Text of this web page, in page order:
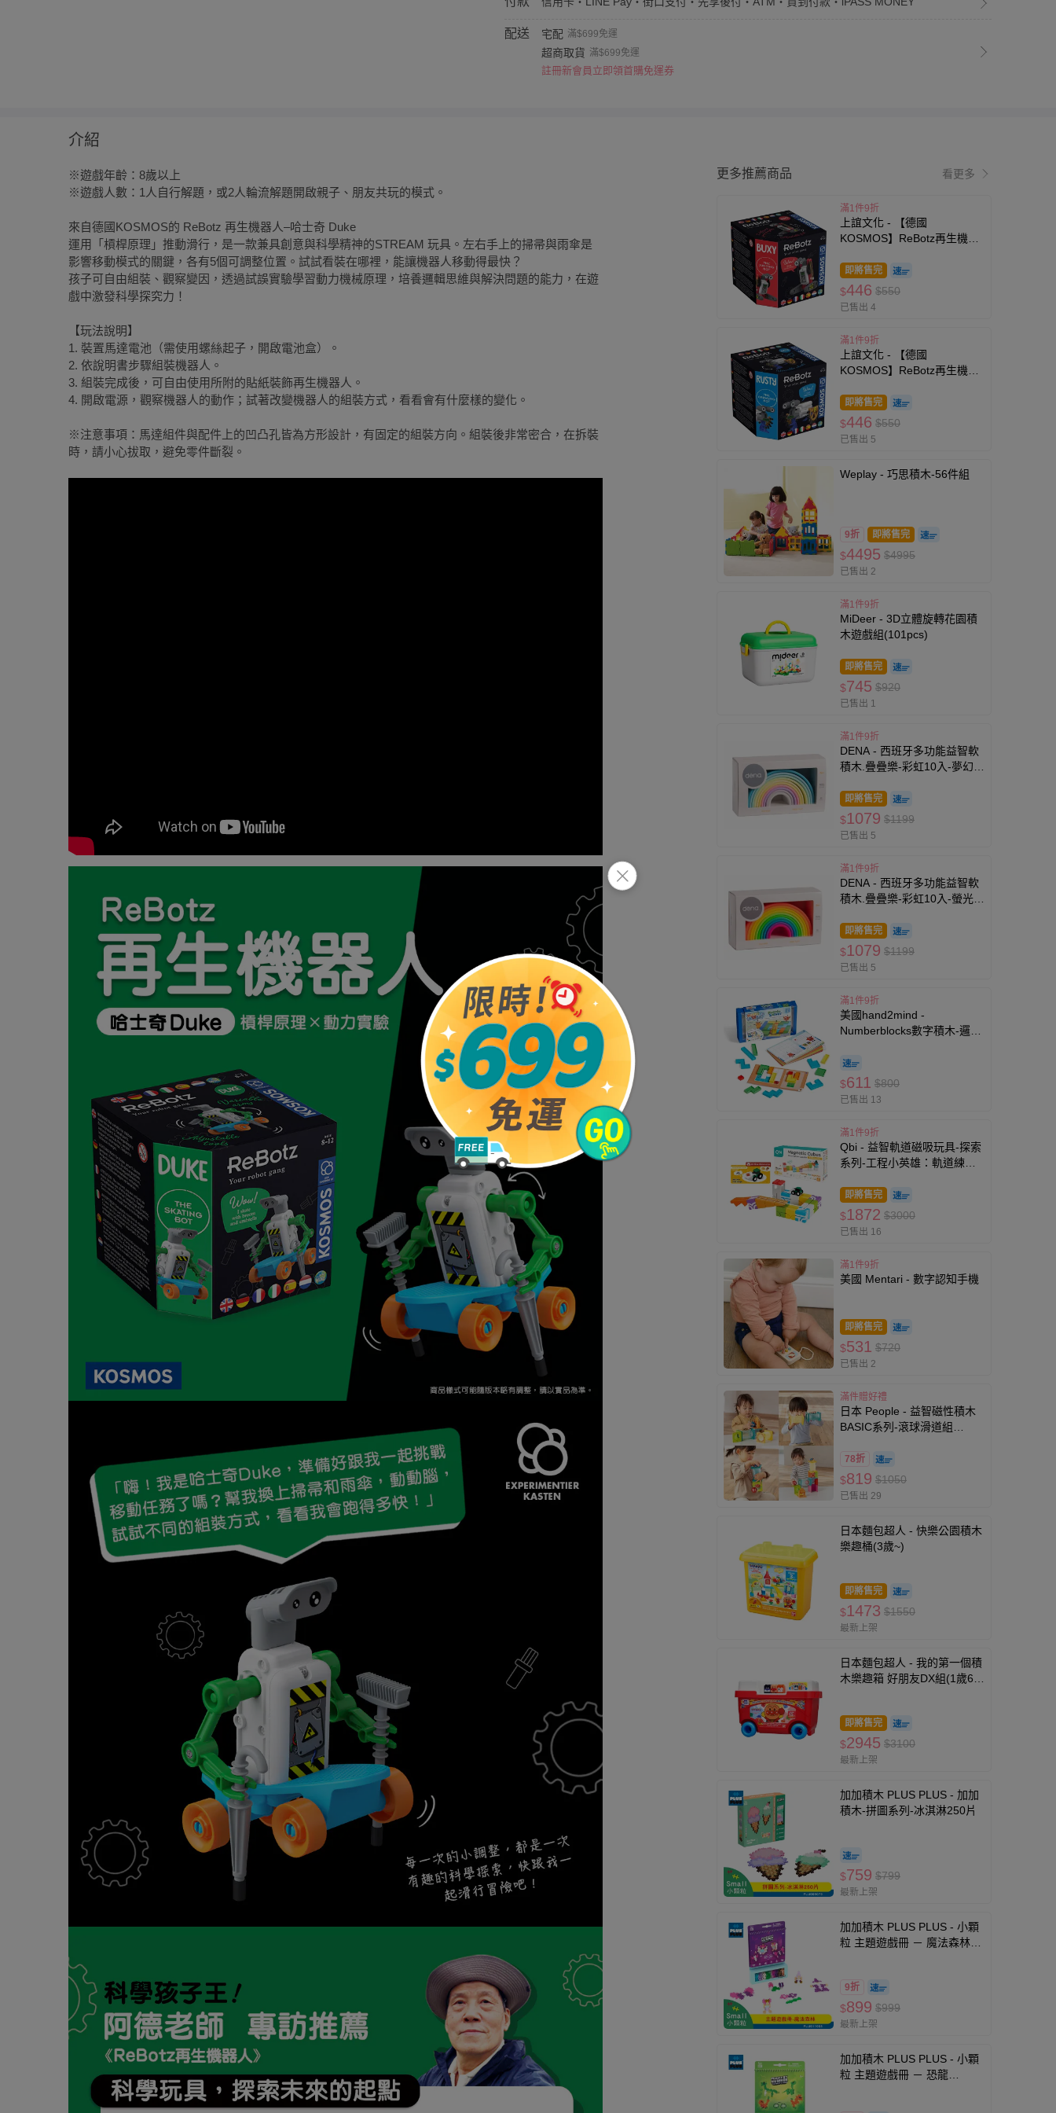
配送 宅配 滿$699免運
超商取貨 滿$699免運
註冊新會員立即領首購免運券
介紹
※遊戲年齡：8歲以上
※遊戲人數：1人自行解題，或2人輪流解題開啟親子、朋友共玩的模式。
來自德國KOSMOS的 ReBotz 再生機器人–哈士奇 Duke
運用「槓桿原理」推動滑行，是一款兼具創意與科學精神的STREAM 玩具。左右手上的掃帚與雨傘是
影響移動模式的關鍵，各有5個可調整位置。試試看裝在哪裡，能讓機器人移動得最快？
孩子可自由組裝、觀察變因，透過試誤實驗學習動力機械原理，培養邏輯思維與解決問題的能力，在遊
戲中激發科學探究力！
【玩法說明】
1. 裝置馬達電池（需使用螺絲起子，開啟電池盒）。
2. 依說明書步驟組裝機器人。
3. 組裝完成後，可自由使用所附的貼紙裝飾再生機器人。
4. 開啟電源，觀察機器人的動作；試著改變機器人的組裝方式，看看會有什麼樣的變化。
※注意事項：馬達組件與配件上的凹凸孔皆為方形設計，有固定的組裝方向。組裝後非常密合，在拆裝
時，請小心拔取，避免零件斷裂。
更多推薦商品 看更多
滿1件9折
上誼文化 - 【德國
KOSMOS】ReBotz再生機器
即將售完
$446 $550
已售出 4
滿1件9折
上誼文化 - 【德國
KOSMOS】ReBotz再生機器
即將售完
$446 $550
已售出 5
Weplay - 巧思積木-56件組
9折 即將售完
$4495 $4995
已售出 2
滿1件9折
MiDeer - 3D立體旋轉花園積
木遊戲組(101pcs)
即將售完
$745 $920
已售出 1
滿1件9折
DENA - 西班牙多功能益智軟
積木.疊疊樂-彩虹10入-夢幻色
即將售完
$1079 $1199
已售出 5
滿1件9折
DENA - 西班牙多功能益智軟
積木.疊疊樂-彩虹10入-螢光色
即將售完
$1079 $1199
已售出 5
滿1件9折
美國hand2mind -
Numberblocks數字積木-邏輯
$611 $800
已售出 13
滿1件9折
Qbi - 益智軌道磁吸玩具-探索
系列-工程小英雄：軌道練習
即將售完
$1872 $3000
已售出 16
滿1件9折
美國 Mentari - 數字認知手機
即將售完
$531 $720
已售出 2
滿件贈好禮
日本 People - 益智磁性積木
BASIC系列-滾球滑道組
78折
$819 $1050
已售出 29
日本麵包超人 - 快樂公園積木
樂趣桶(3歲~)
即將售完
$1473 $1550
最新上架
日本麵包超人 - 我的第一個積
木樂趣箱 好朋友DX組(1歲6個
即將售完
$2945 $3100
最新上架
加加積木 PLUS PLUS - 加加
積木-拼圖系列-冰淇淋250片
$759 $799
最新上架
加加積木 PLUS PLUS - 小顆
粒 主題遊戲冊 － 魔法森林
9折
$899 $999
最新上架
加加積木 PLUS PLUS - 小顆
粒 主題遊戲冊 － 恐龍